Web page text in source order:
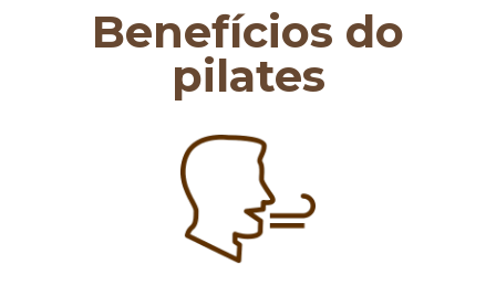
Benefícios do
pilates